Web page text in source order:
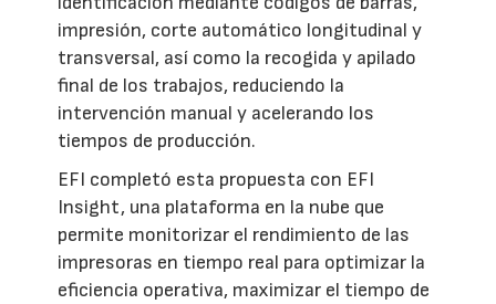
impresión, corte automático longitudinal y
transversal, así como la recogida y apilado
final de los trabajos, reduciendo la
intervención manual y acelerando los
tiempos de producción.
EFI completó esta propuesta con EFI
Insight, una plataforma en la nube que
permite monitorizar el rendimiento de las
impresoras en tiempo real para optimizar la
eficiencia operativa, maximizar el tiempo de